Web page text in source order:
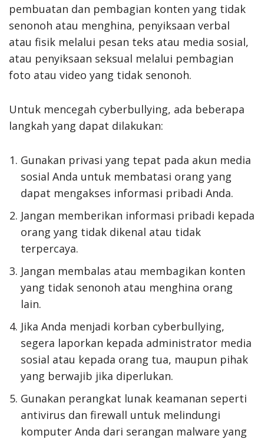
pembuatan dan pembagian konten yang tidak
senonoh atau menghina, penyiksaan verbal
atau fisik melalui pesan teks atau media sosial,
atau penyiksaan seksual melalui pembagian
foto atau video yang tidak senonoh.
Untuk mencegah cyberbullying, ada beberapa
langkah yang dapat dilakukan:
Gunakan privasi yang tepat pada akun media
sosial Anda untuk membatasi orang yang
dapat mengakses informasi pribadi Anda.
Jangan memberikan informasi pribadi kepada
orang yang tidak dikenal atau tidak
terpercaya.
Jangan membalas atau membagikan konten
yang tidak senonoh atau menghina orang
lain.
Jika Anda menjadi korban cyberbullying,
segera laporkan kepada administrator media
sosial atau kepada orang tua, maupun pihak
yang berwajib jika diperlukan.
Gunakan perangkat lunak keamanan seperti
antivirus dan firewall untuk melindungi
komputer Anda dari serangan malware yang